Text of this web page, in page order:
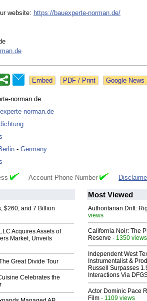
website: https://bauexperte-norman.de/
Google News
norman.de
norman.de
- Germany
Account Phone Number
$260, and 7 Billion
Acquires Assets of
Market, Unveils
Great Divide Tour
Celebrates the
Most Viewed
Authoritarian Drift:
views
California Noir: The
Reserve - 1350 views
Independent West
Instrumentalist &
Russell Surpasses
Interactions Via
Actor Dominic Pace
Film - 1109 views